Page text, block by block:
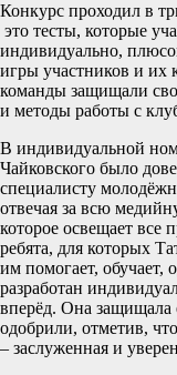
Конкурс проходил в
это тесты, которые
индивидуально,
игры участников и их
команды защищали
и методы работы с
В индивидуальной
Чайковского было
специалисту
отвечая за всю
которое освещает
ребята, для которых
им помогает,
разработан
вперёд. Она защищала
одобрили, отметив,
– заслуженная и